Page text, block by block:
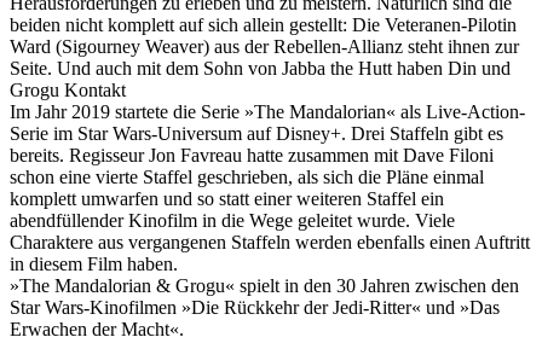
beiden nicht komplett auf sich allein gestellt: Die Veteranen-Pilotin
Ward (Sigourney Weaver) aus der Rebellen-Allianz steht ihnen zur
Seite. Und auch mit dem Sohn von Jabba the Hutt haben Din und
Grogu Kontakt
Im Jahr 2019 startete die Serie »The Mandalorian« als Live-Action-
Serie im Star Wars-Universum auf Disney+. Drei Staffeln gibt es
bereits. Regisseur Jon Favreau hatte zusammen mit Dave Filoni
schon eine vierte Staffel geschrieben, als sich die Pläne einmal
komplett umwarfen und so statt einer weiteren Staffel ein
abendfüllender Kinofilm in die Wege geleitet wurde. Viele
Charaktere aus vergangenen Staffeln werden ebenfalls einen Auftritt
in diesem Film haben.
»The Mandalorian & Grogu« spielt in den 30 Jahren zwischen den
Star Wars-Kinofilmen »Die Rückkehr der Jedi-Ritter« und »Das
Erwachen der Macht«.